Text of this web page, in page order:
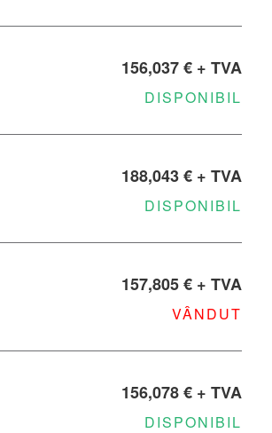
156,037 € + TVA
DISPONIBIL
188,043 € + TVA
DISPONIBIL
157,805 € + TVA
VÂNDUT
156,078 € + TVA
DISPONIBIL